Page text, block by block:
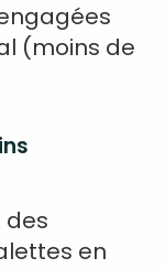
(moins de
des
en